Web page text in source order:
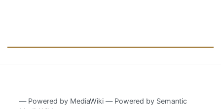
― Powered by MediaWiki ― Powered by Semantic